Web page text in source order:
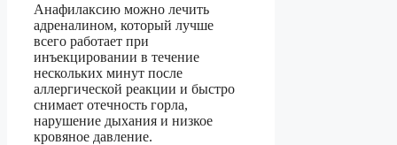
Анафилаксию можно лечить
адреналином, который лучше
всего работает при
инъекцировании в течение
нескольких минут после
аллергической реакции и быстро
снимает отечность горла,
нарушение дыхания и низкое
кровяное давление.